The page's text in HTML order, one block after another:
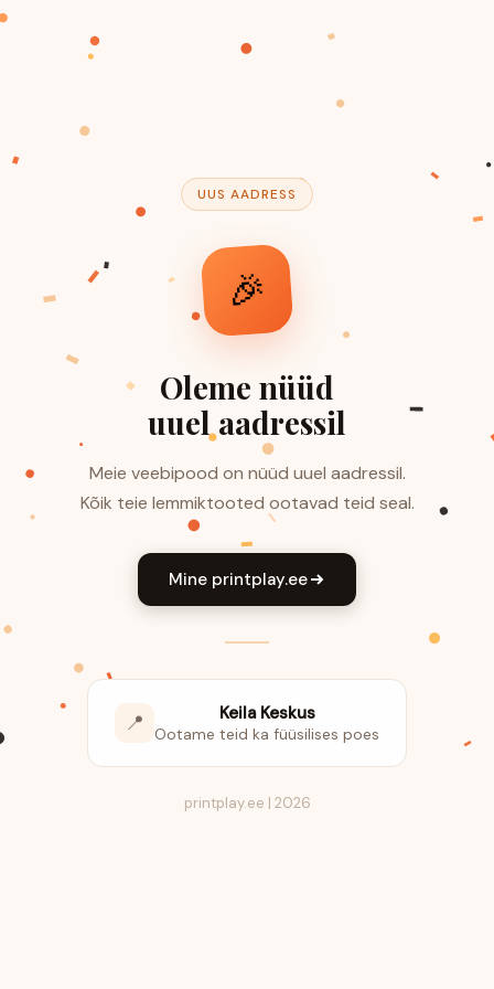
UUS AADRESS
🎉
Oleme nüüd
uuel aadressil
Meie veebipood on nüüd uuel aadressil.
Kõik teie lemmiktooted ootavad teid seal.
Mine printplay.ee
📍 Keila Keskus
Ootame teid ka füüsilises poes
printplay.ee | 2026